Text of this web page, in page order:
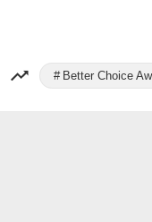
Better Choice